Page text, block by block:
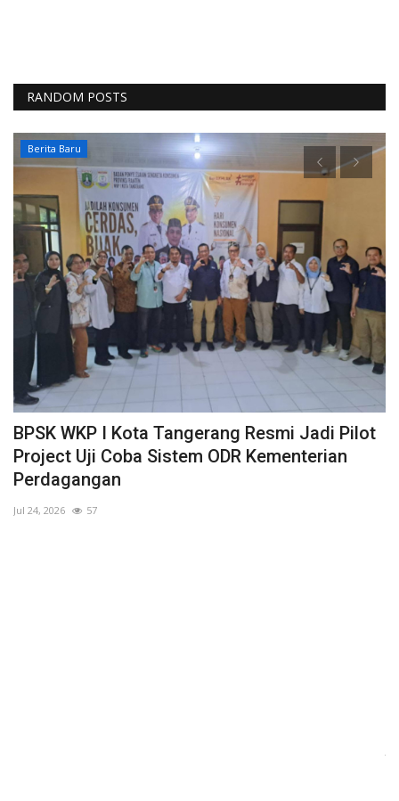
RANDOM POSTS
Berita Baru
BPSK WKP I Kota Tangerang Resmi Jadi Pilot
Project Uji Coba Sistem ODR Kementerian
Perdagangan
Jul 24, 2026 57